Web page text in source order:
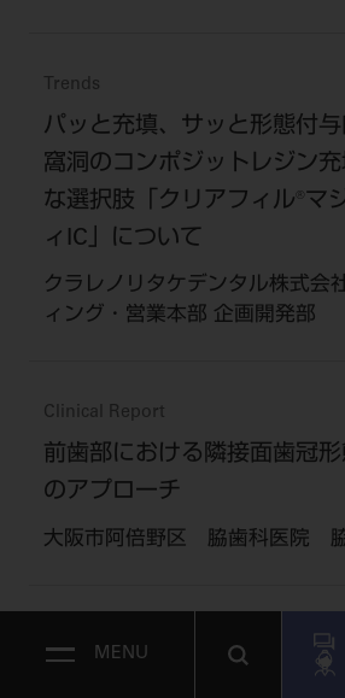
Trends
パッと充填、サッと形態付
窩洞のコンポジットレジン
な選択肢「クリアフィル®マ
ィIC」について
クラレノリタケデンタル株式会
ィング・営業本部 企画開発部
Clinical Report
前歯部における隣接面歯冠
のアプローチ
大阪市阿倍野区 脇歯科医院
高画質でピンポイント撮影根
MENU